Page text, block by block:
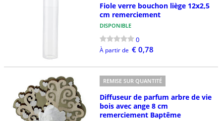
Fiole verre bouchon liège 12x2,5
cm remerciement
DISPONIBLE
0
À partir de € 0,78
REMISE SUR QUANTITÉ
Diffuseur de parfum arbre de vie
bois avec ange 8 cm
remerciement Baptême